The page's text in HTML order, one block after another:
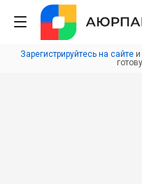
Зарегистрируйтесь на сайтеи